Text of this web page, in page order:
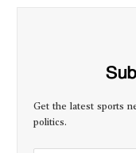
Get the latest sports
politics.